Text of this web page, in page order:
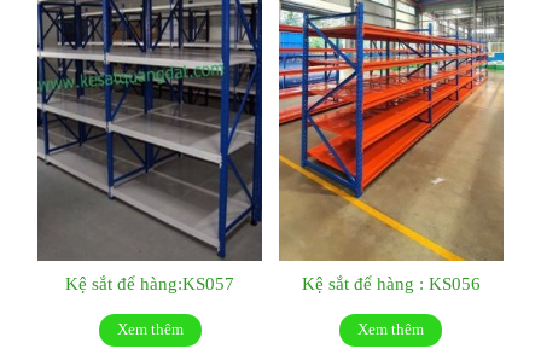
Kệ sắt để hàng:KS057
Xem thêm
Kệ sắt để hàng : KS056
Xem thêm